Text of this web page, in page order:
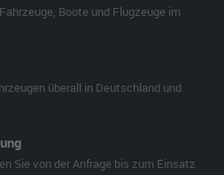
Boote und Flugzeuge im
überall in Deutschland und
Sie von der Anfrage bis zum Einsatz